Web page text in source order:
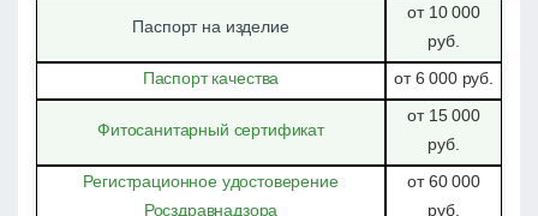
Паспорт на изделие
от 10 000
руб.
Паспорт качества
от 6 000 руб.
Фитосанитарный сертификат
от 15 000
руб.
Регистрационное удостоверение
Росздравнадзора
от 60 000
руб.